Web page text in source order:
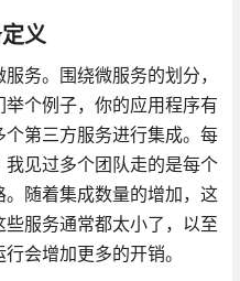
义
务。围绕微服务的划分，
个例子，你的应用程序有
第三方服务进行集成。每
见过多个团队走的是每个
随着集成数量的增加，这
服务通常都太小了，以至
会增加更多的开销。